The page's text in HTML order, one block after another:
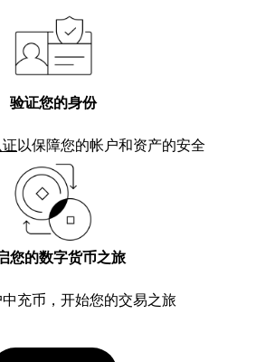
验证您的身份
以保障您的帐户和资产的安全
您的数字货币之旅
充币，开始您的交易之旅